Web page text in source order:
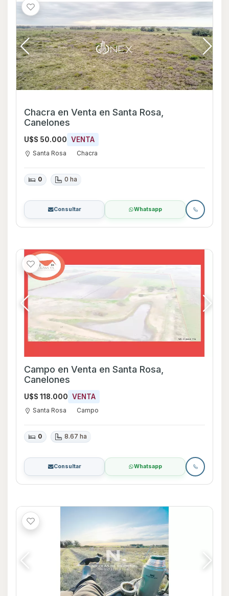
Chacra en Venta en Santa Rosa,
Canelones
U$S 50.000 VENTA
Santa Rosa Chacra
0 0 ha
Consultar Whatsapp
Campo en Venta en Santa Rosa,
Canelones
U$S 118.000 VENTA
Santa Rosa Campo
0 8.67 ha
Consultar Whatsapp